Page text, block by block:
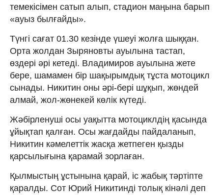
темекісімен сатып алып, стадион маңына барып
«ауыз былғайды».
Түнгі сағат 01.30 кезінде үшеуі жолға шыққан.
Орта жолдан Зыряновты ауылына тастап,
өздері әрі кетеді. Владимиров ауылына жете
бере, шамамен бір шақырымдық тұста мотоцикл
сынады. Никитин оны әрі-бері шұқып, жөндей
алмай, жол-жөнекей көлік күтеді.
Жәбірленуші осы уақытта мотоциклдің қасында
ұйықтап қалған. Осы жағдайды пайдаланып,
Никитин кәмелеттік жасқа жетпеген қызды
қарсылығына қарамай зорлаған.
Қылмыстың ұстынына қарай, іс жабық тәртіпте
қаралды. Сот Юрий Никитинді толық кінәлі деп